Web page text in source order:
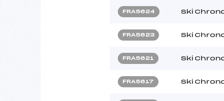
FRA5624 Ski
FRA5623 Ski
FRA5621 Ski
FRA5617 Ski